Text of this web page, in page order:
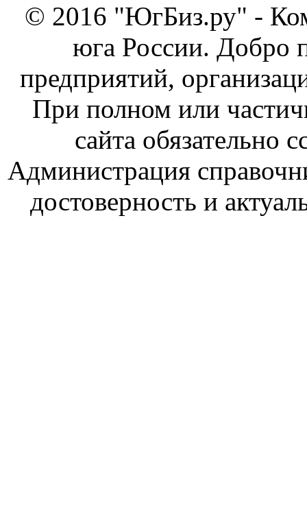
© 2016 "ЮгБиз.ру" -
юга России. Добро
предприятий,
При полном или
сайта обязательно
Администрация
достоверность и